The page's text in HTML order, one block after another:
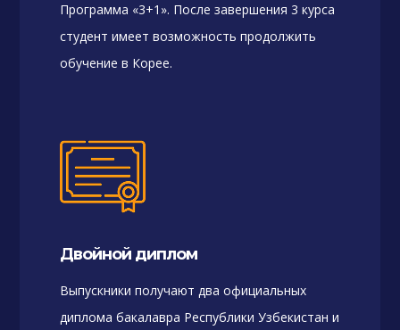
Программа «3+1». После завершения 3 курса
студент имеет возможность продолжить
обучение в Корее.
Двойной диплом
Выпускники получают два официальных
диплома бакалавра Республики Узбекистан и